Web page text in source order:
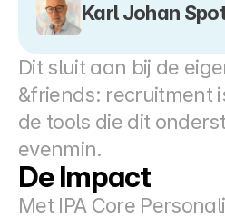
Karl Johan
Dit sluit aan bij de
&friends: recruitment
de tools die dit
evenmin.
De Impact
Met IPA Core